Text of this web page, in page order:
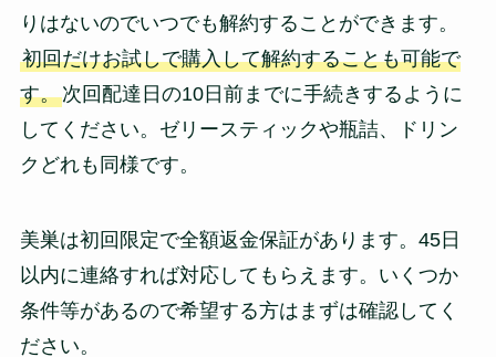
りはないのでいつでも解約することができます。
初回だけお試しで購入して解約することも可能で
す。次回配達日の10日前までに手続きするように
してください。ゼリースティックや瓶詰、ドリン
クどれも同様です。
美巣は初回限定で全額返金保証があります。45日
以内に連絡すれば対応してもらえます。いくつか
条件等があるので希望する方はまずは確認してく
ださい。